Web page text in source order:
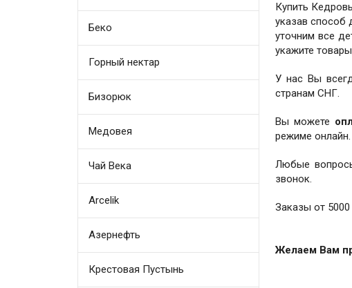
Беко
Горный нектар
Бизорюк
Медовея
Чай Века
Arcelik
Азернефть
Крестовая Пустынь
Купить
указав способ
уточним все
укажите
У нас Вы
странам СНГ.
Вы можете
режиме онлайн.
Любые
звонок.
Заказы от 5000
Желаем Вам